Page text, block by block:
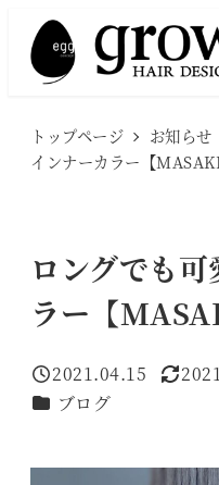
トップページ お知らせ
インナーカラー【MASAKI
ロングでも
ラー【
投稿日
2021.04.15
更新日
カテゴリー
ブログ